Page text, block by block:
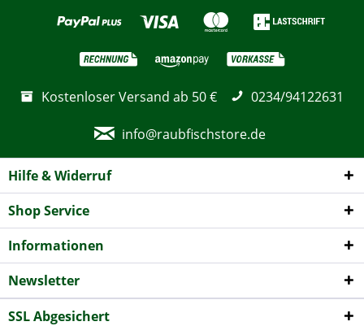
Kostenloser Versand ab 50 € 0234/94122631
info@raubfischstore.de
Hilfe & Widerruf
Shop Service
Informationen
Newsletter
SSL Abgesichert